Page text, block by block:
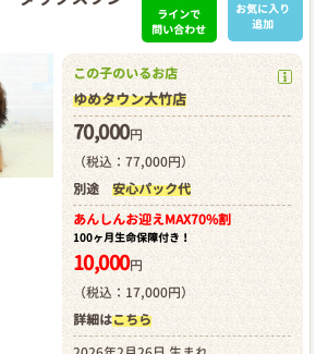
ラインで
問い合わせ
お気に入り
追加
この子のいるお店
ゆめタウン大竹店
70,000円
（税込：77,000円）
別途 安心パック代
あんしんお迎えMAX70%割
100ヶ月生命保障付き！
10,000円
（税込：17,000円）
詳細はこちら